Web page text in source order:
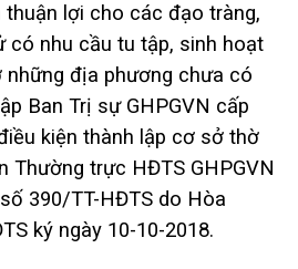
lợi cho các đạo tràng,
có nhu cầu tu tập, sinh hoạt
địa phương chưa có
Ban Trị sự GHPGVN cấp
kiện thành lập cơ sở thờ
Thường trực HĐTS GHPGVN
390/TT-HĐTS do Hòa
ký ngày 10-10-2018.